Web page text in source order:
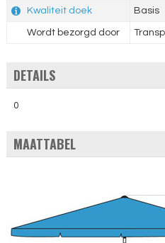
Kwaliteit doek Basis
Wordt bezorgd door
DETAILS
0
MAATTABEL